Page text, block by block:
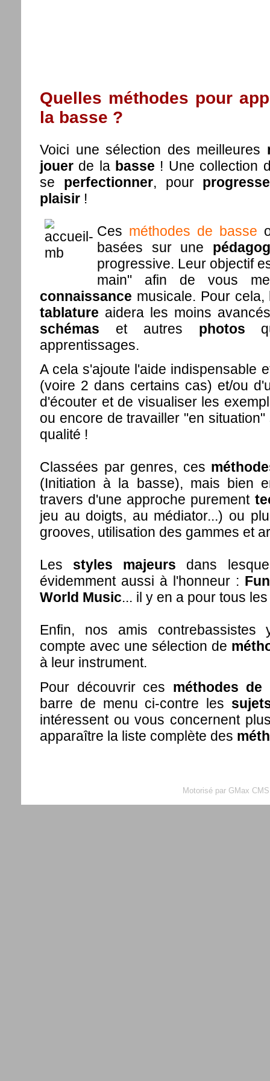
Quelles méthodes pour
la basse ?
Voici une sélection des meilleures
jouer de la basse ! Une collection
se perfectionner, pour
plaisir !
Ces méthodes de basse
basées sur une
progressive. Leur objectif
main" afin de vous
connaissance musicale. Pour
tablature aidera les moins
schémas et autres photos
apprentissages.
A cela s'ajoute l'aide indispensable
(voire 2 dans certains cas) et/ou
d'écouter et de visualiser les
ou encore de travailler "en
qualité !
Classées par genres, ces
(Initiation à la basse), mais bien
travers d'une approche purement
jeu au doigts, au médiator...) ou
grooves, utilisation des gammes et
Les styles majeurs dans
évidemment aussi à l'honneur :
World Music... il y en a pour tous
Enfin, nos amis contrebassistes
compte avec une sélection de
à leur instrument.
Pour découvrir ces méthodes de
barre de menu ci-contre les
intéressent ou vous concernent
apparaître la liste complète des
Motorisé par GMax